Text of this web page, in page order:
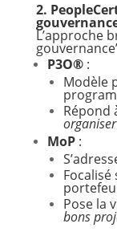
2.
L’approche
P3O®:
Modèle
Répond
MoP:
Pose la
bons